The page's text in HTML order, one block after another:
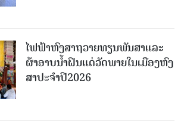
ໄຟຟ້າຫົງສາຖວາຍທຽນພັນສາແລະ
ຜ້າອາບນໍ້າຝົນແດ່ວັດພາຍໃນເມືອງຫົງ
ສາປະຈໍາປີ2026